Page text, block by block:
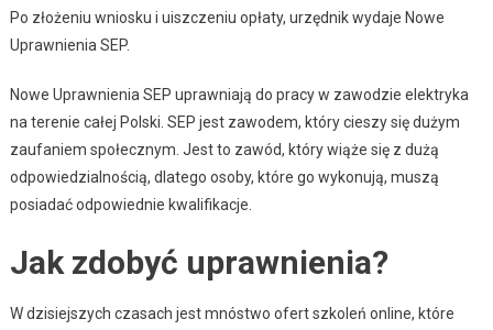
Po złożeniu wniosku i uiszczeniu opłaty, urzędnik wydaje Nowe
Uprawnienia SEP.
Nowe Uprawnienia SEP uprawniają do pracy w zawodzie elektryka
na terenie całej Polski. SEP jest zawodem, który cieszy się dużym
zaufaniem społecznym. Jest to zawód, który wiąże się z dużą
odpowiedzialnością, dlatego osoby, które go wykonują, muszą
posiadać odpowiednie kwalifikacje.
Jak zdobyć uprawnienia?
W dzisiejszych czasach jest mnóstwo ofert szkoleń online, które